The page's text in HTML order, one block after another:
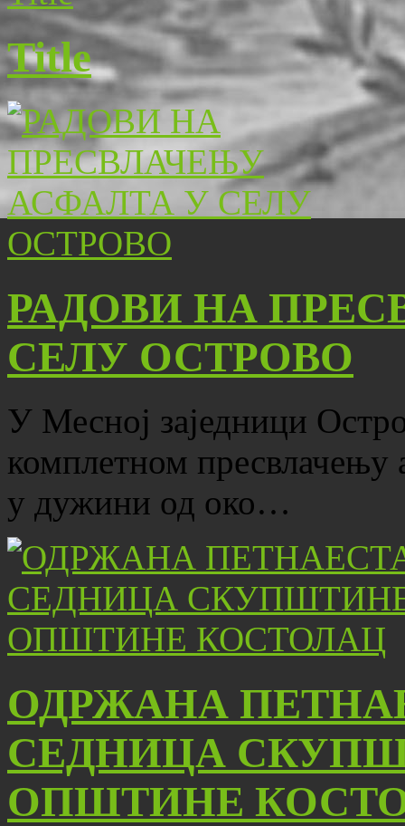
Title
РАДОВИ НА
СЕЛУ ОСТРОВО
У Месној заједници
комплетном
у дужини од око…
ОДРЖАНА
СЕДНИЦА
ОПШТИНЕ